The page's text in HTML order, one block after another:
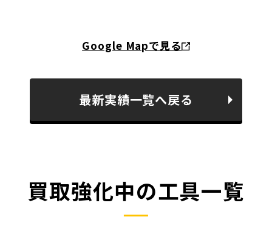
Google Mapで見る
最新実績一覧へ戻る
買取強化中の工具一覧